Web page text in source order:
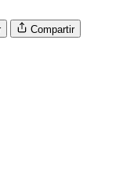
Compartir